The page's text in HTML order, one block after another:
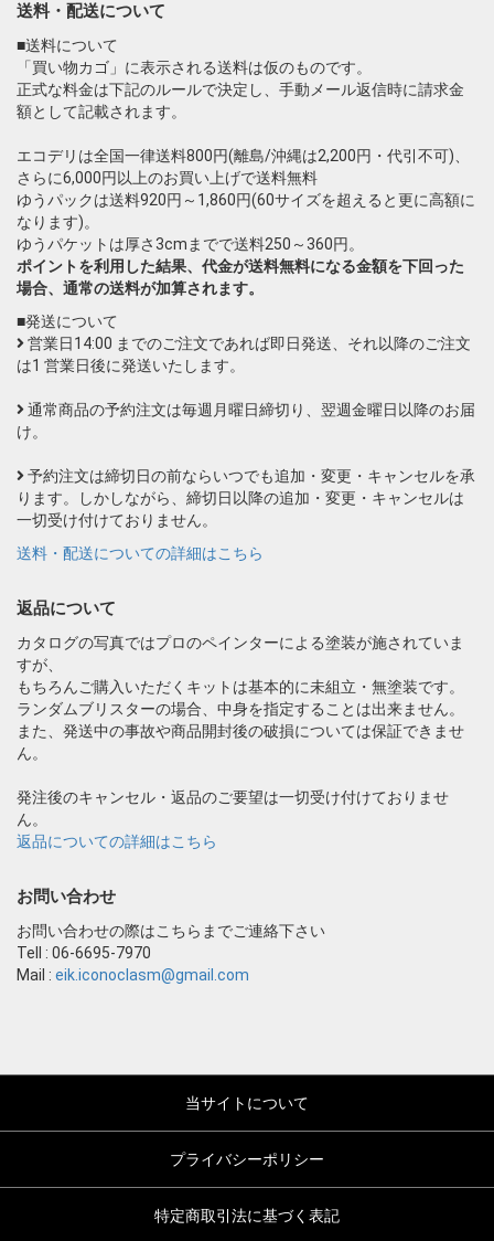
送料・配送について
■送料について
「買い物カゴ」に表示される送料は仮のものです。
正式な料金は下記のルールで決定し、手動メール返信時に請求金
額として記載されます。
エコデリは全国一律送料800円(離島/沖縄は2,200円・代引不可)、
さらに6,000円以上のお買い上げで送料無料
ゆうパックは送料920円～1,860円(60サイズを超えると更に高額に
なります)。
ゆうパケットは厚さ3cmまでで送料250～360円。
ポイントを利用した結果、代金が送料無料になる金額を下回った
場合、通常の送料が加算されます。
■発送について
営業日14:00 までのご注文であれば即日発送、それ以降のご注文
は1 営業日後に発送いたします。
通常商品の予約注文は毎週月曜日締切り、翌週金曜日以降のお届
け。
予約注文は締切日の前ならいつでも追加・変更・キャンセルを承
ります。しかしながら、締切日以降の追加・変更・キャンセルは
一切受け付けておりません。
送料・配送についての詳細はこちら
返品について
カタログの写真ではプロのペインターによる塗装が施されていま
すが、
もちろんご購入いただくキットは基本的に未組立・無塗装です。
ランダムブリスターの場合、中身を指定することは出来ません。
また、発送中の事故や商品開封後の破損については保証できませ
ん。
発注後のキャンセル・返品のご要望は一切受け付けておりませ
ん。
返品についての詳細はこちら
お問い合わせ
お問い合わせの際はこちらまでご連絡下さい
Tell : 06-6695-7970
Mail : eik.iconoclasm@gmail.com
当サイトについて
プライバシーポリシー
特定商取引法に基づく表記